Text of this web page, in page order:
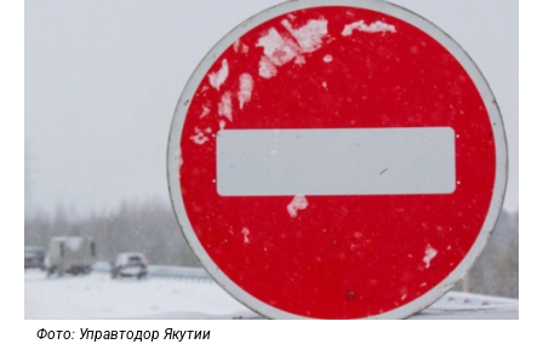
Фото: Управтодор Якутии